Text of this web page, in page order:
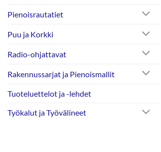
Pienoisrautatiet
Puu ja Korkki
Radio-ohjattavat
Rakennussarjat ja Pienoismallit
Tuoteluettelot ja -lehdet
Työkalut ja Työvälineet